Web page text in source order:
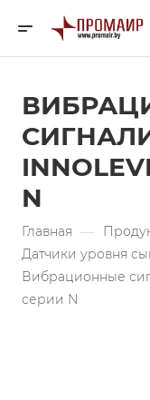
N
Главная —
Датчики уровня
Вибрационные
серии N